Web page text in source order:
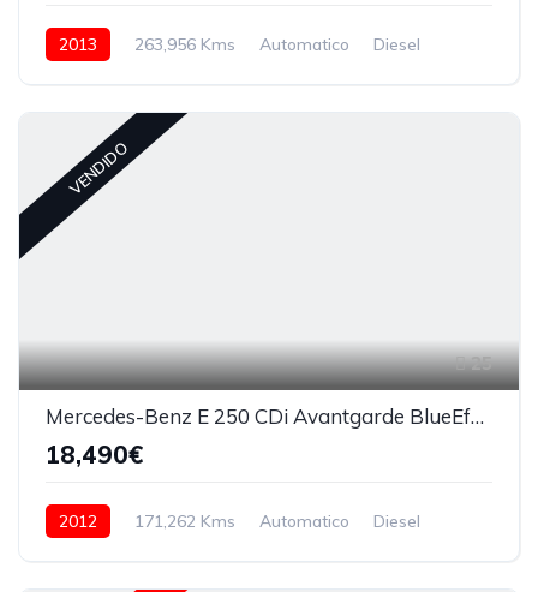
2013 263,956 Kms Automatico Diesel
VENDIDO
25
Mercedes-Benz E 250 CDi Avantgarde BlueEfficiency Auto
18,490€
2012 171,262 Kms Automatico Diesel